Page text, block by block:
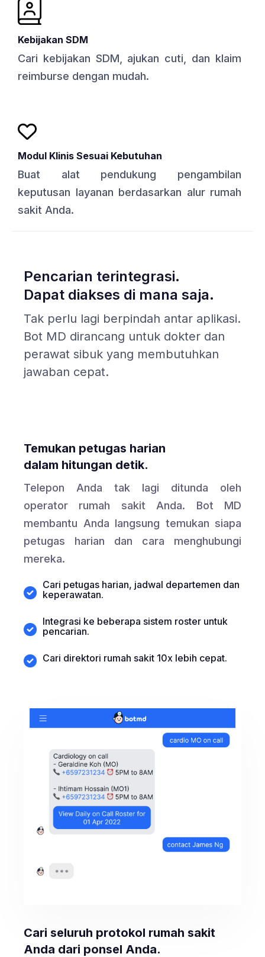
Kebijakan SDM
Cari kebijakan SDM, ajukan cuti, dan klaim
reimburse dengan mudah.
Modul Klinis Sesuai Kebutuhan
Buat alat pendukung pengambilan
keputusan layanan berdasarkan alur rumah
sakit Anda.
Pencarian terintegrasi.
Dapat diakses di mana saja.
Tak perlu lagi berpindah antar aplikasi.
Bot MD dirancang untuk dokter dan
perawat sibuk yang membutuhkan
jawaban cepat.
Temukan petugas harian
dalam hitungan detik.
Telepon Anda tak lagi ditunda oleh
operator rumah sakit Anda. Bot MD
membantu Anda langsung temukan siapa
petugas harian dan cara menghubungi
mereka.
Cari petugas harian, jadwal departemen dan
keperawatan.
Integrasi ke beberapa sistem roster untuk
pencarian.
Cari direktori rumah sakit 10x lebih cepat.
Cari seluruh protokol rumah sakit
Anda dari ponsel Anda.